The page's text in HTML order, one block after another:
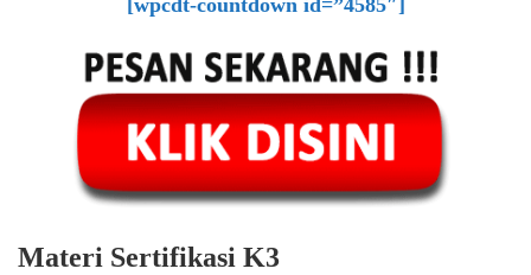
[wpcdt-countdown id=”4585″]
Materi Sertifikasi K3